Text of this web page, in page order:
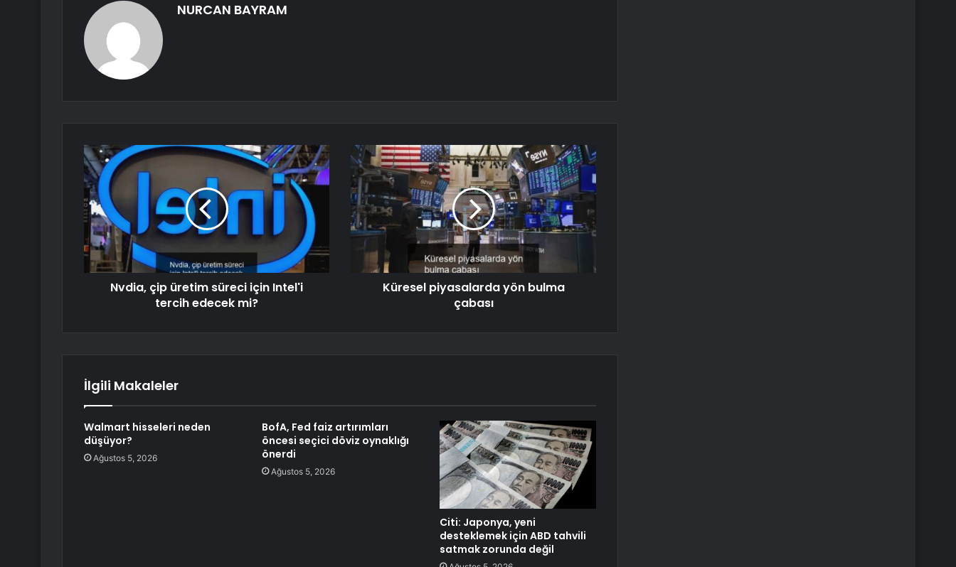
NURCAN BAYRAM
Nvdia, çip üretim süreci için Intel'i
tercih edecek mi?
Küresel piyasalarda yön bulma
çabası
İlgili Makaleler
Walmart hisseleri neden
düşüyor?
Ağustos 5, 2026
BofA, Fed faiz artırımları
öncesi seçici döviz oynaklığı
önerdi
Ağustos 5, 2026
Citi: Japonya, yeni
desteklemek için ABD tahvili
satmak zorunda değil